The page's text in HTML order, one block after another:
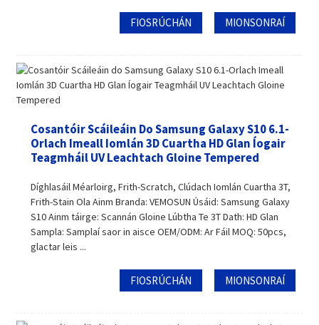
FIOSRÚCHÁN MIONSONRAÍ
Cosantóir Scáileáin Do Samsung Galaxy S10 6.1-
Orlach Imeall Iomlán 3D Cuartha HD Glan Íogair
Teagmháil UV Leachtach Gloine Tempered
Díghlasáil Méarloirg, Frith-Scratch, Clúdach Iomlán Cuartha 3T,
Frith-Stain Ola Ainm Branda: VEMOSUN Úsáid: Samsung Galaxy
S10 Ainm táirge: Scannán Gloine Lúbtha Te 3T Dath: HD Glan
Sampla: Samplaí saor in aisce OEM/ODM: Ar Fáil MOQ: 50pcs,
glactar leis ...
FIOSRÚCHÁN MIONSONRAÍ